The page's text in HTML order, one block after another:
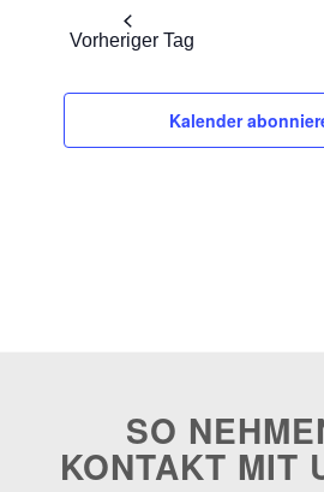
Vorheriger Tag
Kalender
SO
KONTAKT MIT